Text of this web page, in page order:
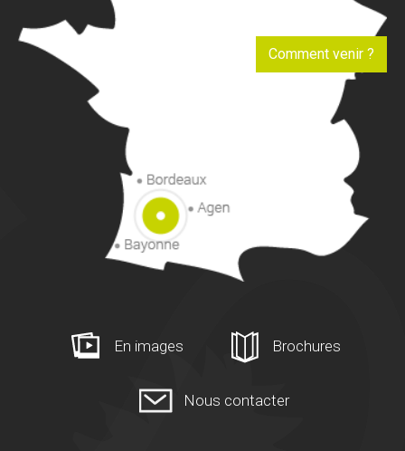
Comment venir ?
En images Brochures
Nous contacter